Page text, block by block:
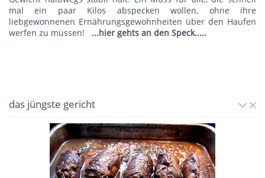
mal ein paar Kilos abspecken wollen, ohne ihre
liebgewonnenen Ernährungsgewohnheiten über den Haufen
werfen zu müssen!
...hier gehts an den Speck.....
das jüngste gericht